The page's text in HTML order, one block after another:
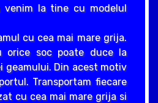
venim la tine cu modelul
cu cea mai mare grija.
orice soc poate duce la
geamului. Din acest motiv
Transportam fiecare
cu cea mai mare grija si